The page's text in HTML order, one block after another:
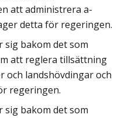
att administrera a-
detta för regeringen.
sig bakom det som
att reglera tillsättning
och landshövdingar och
regeringen.
sig bakom det som